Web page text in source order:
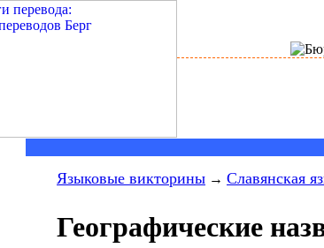
Языковые викторины → Славянская
Географические